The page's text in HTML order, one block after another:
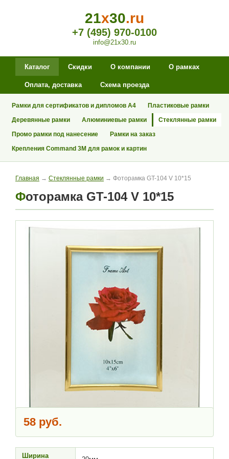
21x30.ru
+7 (495) 970-0100
info@21x30.ru
Каталог Скидки О компании О рамках
Оплата, доставка Схема проезда
Рамки для сертификатов и дипломов А4
Пластиковые рамки
Деревянные рамки
Алюминиевые рамки
Стеклянные рамки
Промо рамки под нанесение
Рамки на заказ
Крепления Command 3M для рамок и картин
Главная → Стеклянные рамки → Фоторамка GT-104 V 10*15
Фоторамка GT-104 V 10*15
58 руб.
Ширина